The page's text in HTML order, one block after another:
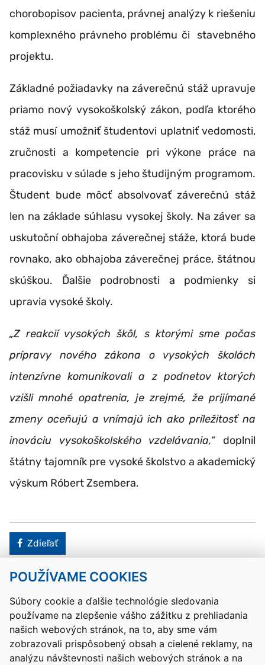
POUŽÍVAME COOKIES
Súbory cookie a ďalšie technológie sledovania
používame na zlepšenie vášho zážitku z prehliadania
našich webových stránok, na to, aby sme vám
zobrazovali prispôsobený obsah a cielené reklamy, na
analýzu návštevnosti našich webových stránok a na
chorobopisov pacienta, právnej analýzy k riešeniu
komplexného právneho problému či stavebného
projektu.
Základné požiadavky na záverečnú stáž upravuje
priamo nový vysokoškolský zákon, podľa ktorého
stáž musí umožniť študentovi uplatniť vedomosti,
zručnosti a kompetencie pri výkone práce na
pracovisku v súlade s jeho študijným programom.
Študent bude môcť absolvovať záverečnú stáž
len na základe súhlasu vysokej školy. Na záver sa
uskutoční obhajoba záverečnej stáže, ktorá bude
rovnako, ako obhajoba záverečnej práce, štátnou
skúškou. Ďalšie podrobnosti a podmienky si
upravia vysoké školy.
„Z reakcií vysokých škôl, s ktorými sme počas
prípravy nového zákona o vysokých školách
intenzívne komunikovali a z podnetov ktorých
vzišli mnohé opatrenia, je zrejmé, že prijímané
zmeny oceňujú a vnímajú ich ako príležitosť na
inováciu vysokoškolského vzdelávania,“ doplnil
štátny tajomník pre vysoké školstvo a akademický
výskum Róbert Zsembera.
Facebook
Zdieľať
Kontakty Mapa stránky RSS
Vyhlásenie o prístupnosti
Nastavenia cookies
Prevádzkovateľom služby je Ministerstvo školstva, výskumu,